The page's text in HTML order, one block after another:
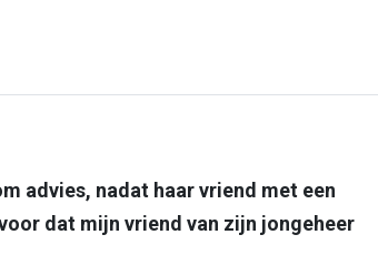
advies, nadat haar vriend met een
dat mijn vriend van zijn jongeheer